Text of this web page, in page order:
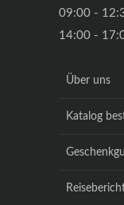
09:00 -
14:00 -
Über uns
Katalog